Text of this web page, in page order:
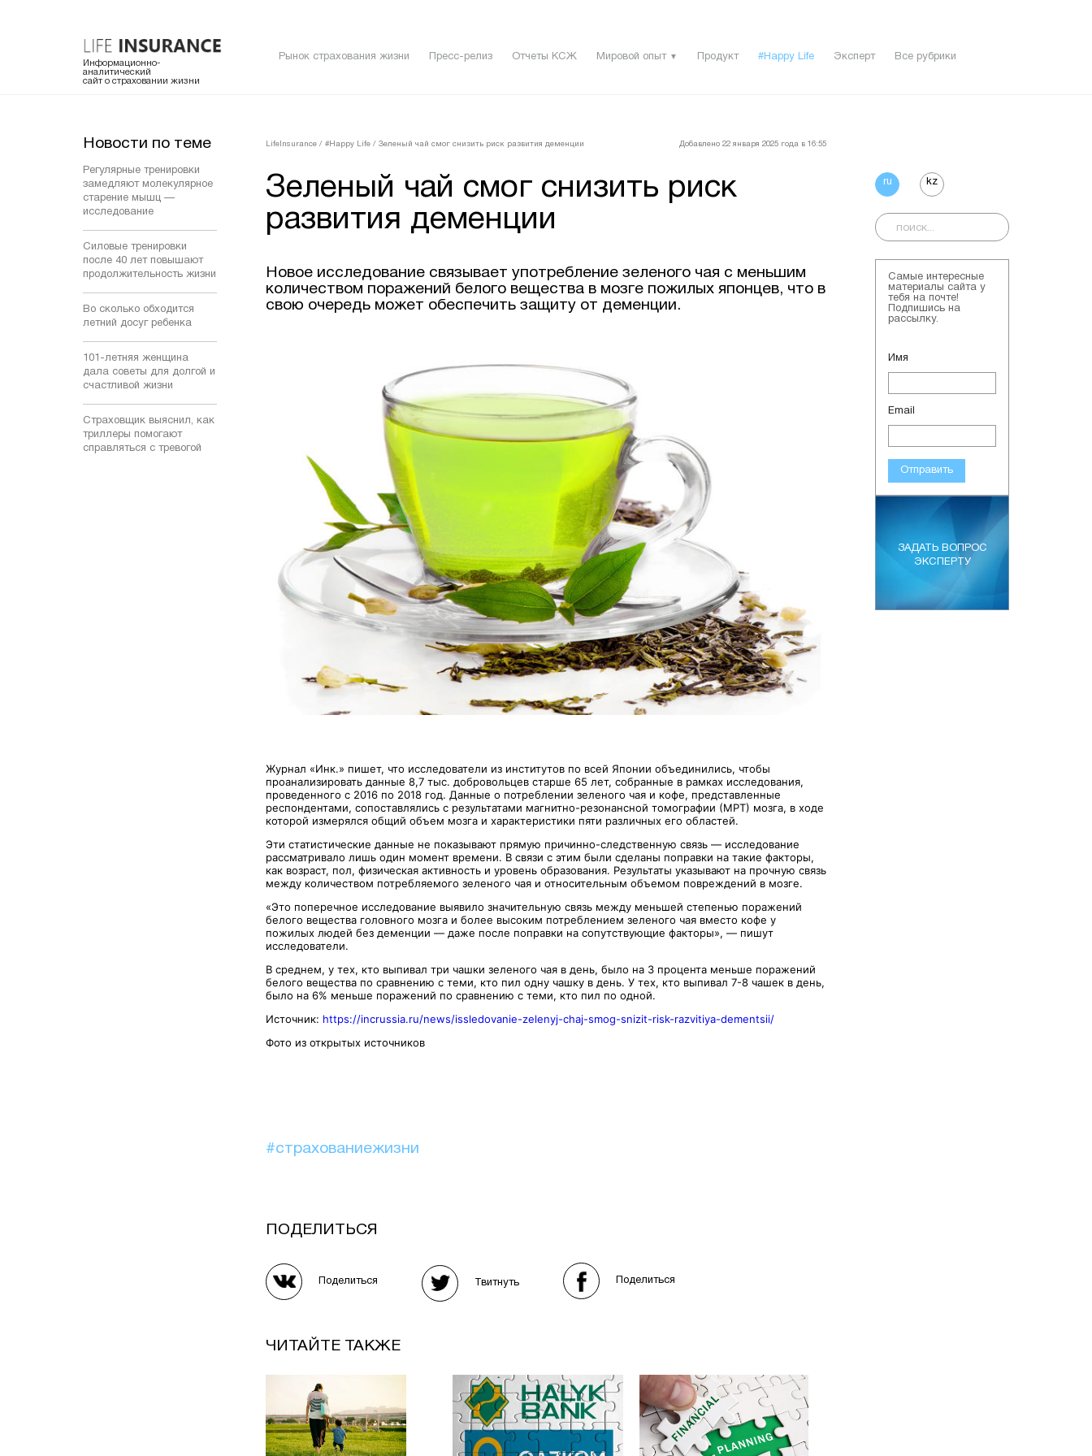
Информационно-
аналитический
сайт о страховании жизни
Рынок страхования жизни Пресс-релиз Отчеты КСЖ Мировой опыт ▼ Продукт #Happy Life Эксперт Все рубрики
Новости по теме
Регулярные тренировки
замедляют молекулярное
старение мышц —
исследование
Силовые тренировки
после 40 лет повышают
продолжительность жизни
Во сколько обходится
летний досуг ребенка
101-летняя женщина
дала советы для долгой и
счастливой жизни
Страховщик выяснил, как
триллеры помогают
справляться с тревогой
LifeInsurance / #Happy Life / Зеленый чай смог снизить риск развития деменции Добавлено 22 января 2025 года в 16:55
Зеленый чай смог снизить риск
развития деменции
Новое исследование связывает употребление зеленого чая с меньшим
количеством поражений белого вещества в мозге пожилых японцев, что в
свою очередь может обеспечить защиту от деменции.
Журнал «Инк.» пишет, что исследователи из институтов по всей Японии объединились, чтобы
проанализировать данные 8,7 тыс. добровольцев старше 65 лет, собранные в рамках исследования,
проведенного с 2016 по 2018 год. Данные о потреблении зеленого чая и кофе, представленные
респондентами, сопоставлялись с результатами магнитно-резонансной томографии (МРТ) мозга, в ходе
которой измерялся общий объем мозга и характеристики пяти различных его областей.
Эти статистические данные не показывают прямую причинно-следственную связь — исследование
рассматривало лишь один момент времени. В связи с этим были сделаны поправки на такие факторы,
как возраст, пол, физическая активность и уровень образования. Результаты указывают на прочную связь
между количеством потребляемого зеленого чая и относительным объемом повреждений в мозге.
«Это поперечное исследование выявило значительную связь между меньшей степенью поражений
белого вещества головного мозга и более высоким потреблением зеленого чая вместо кофе у
пожилых людей без деменции — даже после поправки на сопутствующие факторы», — пишут
исследователи.
В среднем, у тех, кто выпивал три чашки зеленого чая в день, было на 3 процента меньше поражений
белого вещества по сравнению с теми, кто пил одну чашку в день. У тех, кто выпивал 7-8 чашек в день,
было на 6% меньше поражений по сравнению с теми, кто пил по одной.
Источник: https://incrussia.ru/news/issledovanie-zelenyj-chaj-smog-snizit-risk-razvitiya-dementsii/
Фото из открытых источников
#страхованиежизни
ПОДЕЛИТЬСЯ
Поделиться Твитнуть Поделиться
ЧИТАЙТЕ ТАКЖЕ
ru kz
Самые интересные
материалы сайта у
тебя на почте!
Подпишись на
рассылку.
Имя
Email
Отправить
ЗАДАТЬ ВОПРОС
ЭКСПЕРТУ